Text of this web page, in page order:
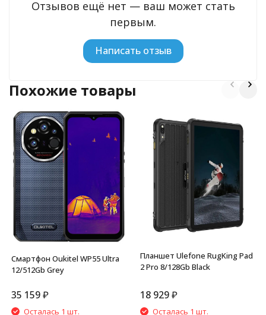
Отзывов ещё нет — ваш может стать
первым.
Написать отзыв
Похожие товары
Смартфон Oukitel WP55 Ultra
12/512Gb Grey
35 159₽
Осталась 1 шт.
Планшет Ulefone RugKing Pad
2 Pro 8/128Gb Black
18 929 ₽
Осталась 1 шт.